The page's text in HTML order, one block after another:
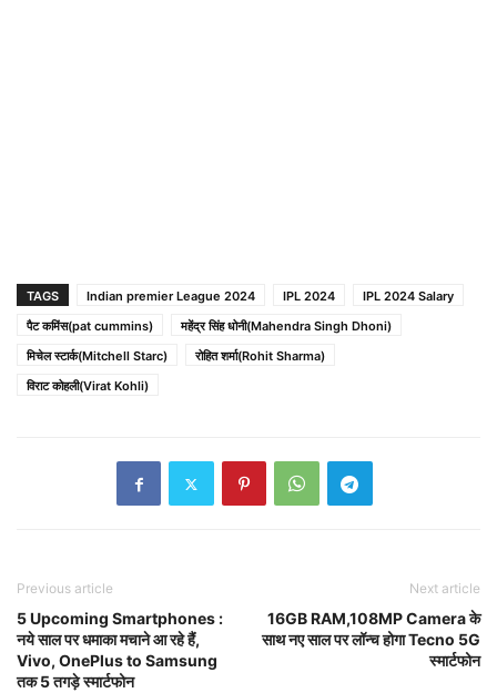
TAGS Indian premier League 2024 IPL 2024
IPL 2024 Salary
पैट कमिंस(pat cummins)
महेंद्र सिंह धोनी(Mahendra Singh Dhoni)
मिचेल स्टार्क(Mitchell Starc)
रोहित शर्मा(Rohit Sharma)
विराट कोहली(Virat Kohli)
Previous article
5 Upcoming Smartphones :
नये साल पर धमाका मचाने आ रहे हैं,
Vivo, OnePlus to Samsung
तक 5 तगड़े स्मार्टफोन
Next article
16GB RAM,108MP Camera के
साथ नए साल पर लॉन्च होगा Tecno 5G
स्मार्टफोन